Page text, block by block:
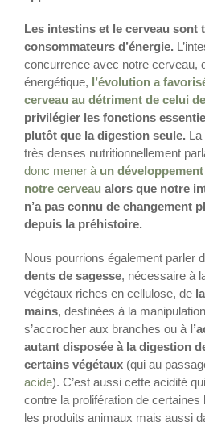
Les intestins et le cerveau sont
consommateurs d’énergie.
concurrence avec notre cerveau,
énergétique, l’évolution a
cerveau au détriment de celui
privilégier les fonctions
plutôt que la digestion seule. La
très denses nutritionnellement
donc mener à un
notre cerveau alors que notre
n’a pas connu de changement
depuis la préhistoire.
Nous pourrions également parler
dents de sagesse, nécessaire à
végétaux riches en cellulose, de
mains, destinées à la
s’accrocher aux branches ou à
autant disposée à la digestion
certains végétaux (qui au
acide). C’est aussi cette acidité
contre la prolifération de
les produits animaux mais aussi